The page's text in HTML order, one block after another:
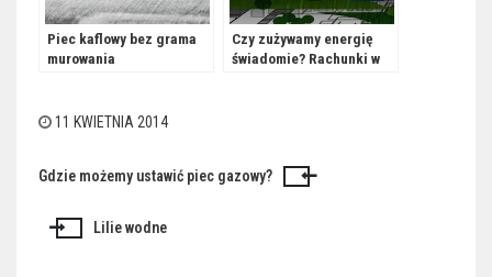
Piec kaflowy bez grama
murowania
Czy zużywamy energię
świadomie? Rachunki w
11 KWIETNIA 2014
Nawigacja
wpisu
Gdzie możemy ustawić piec gazowy?
Lilie wodne